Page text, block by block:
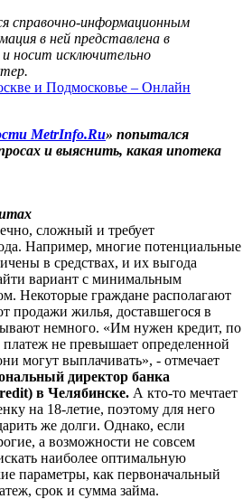
справочно-информационным
в ней представлена в
и носит исключительно
и Подмосковье – Онлайн
MetrInfo.Ru» попытался
и выяснить, какая ипотека
сложный и требует
Например, многие потенциальные
в средствах, и их выгода
вариант с минимальным
Некоторые граждане располагают
продажи жилья, доставшегося в
немного. «Им нужен кредит, по
не превышает определенной
могут выплачивать», - отмечает
директор банка
в Челябинске. А кто-то мечтает
на 18-летие, поэтому для него
же долги. Однако, если
а возможности не совсем
наиболее оптимальную
параметры, как первоначальный
срок и сумма займа.